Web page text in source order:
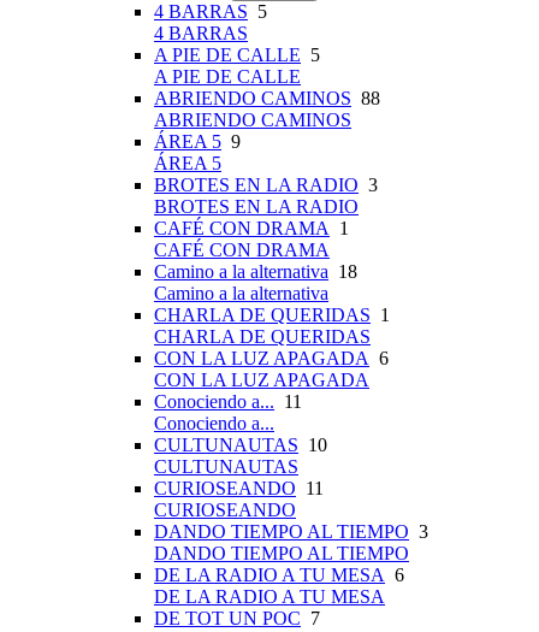
4 BARRAS 5
4 BARRAS
A PIE DE CALLE 5
A PIE DE CALLE
ABRIENDO CAMINOS 88
ABRIENDO CAMINOS
ÁREA 5 9
ÁREA 5
BROTES EN LA RADIO 3
BROTES EN LA RADIO
CAFÉ CON DRAMA
1
CAFÉ CON DRAMA
Camino a la alternativa 18
Camino a la alternativa
CHARLA DE QUERIDAS 1
CHARLA DE QUERIDAS
CON LA LUZ APAGADA 6
CON LA LUZ APAGADA
Conociendo a... 11
Conociendo a...
CULTUNAUTAS 10
CULTUNAUTAS
CURIOSEANDO 11
CURIOSEANDO
DANDO TIEMPO AL TIEMPO 3
DANDO TIEMPO AL TIEMPO
DE LA RADIO A TU MESA 6
DE LA RADIO A TU MESA
DE TOT UN POC 7